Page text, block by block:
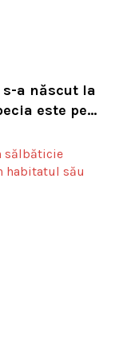
s-a născut la
este pe